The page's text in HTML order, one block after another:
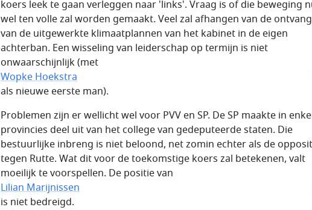
koers leek te gaan verleggen naar 'links'. Vraag is of die beweging
wel ten volle zal worden gemaakt. Veel zal afhangen van de
van de uitgewerkte klimaatplannen van het kabinet in de eigen
achterban. Een wisseling van leiderschap op termijn is niet
onwaarschijnlijk (met
Wopke Hoekstra
als nieuwe eerste man).
Problemen zijn er wellicht wel voor PVV en SP. De SP maakte in
provincies deel uit van het college van gedeputeerde staten. Die
bestuurlijke inbreng is niet beloond, net zomin echter als de
tegen Rutte. Wat dit voor de toekomstige koers zal betekenen, valt
moeilijk te voorspellen. De positie van
Lilian Marijnissen
is niet bedreigd.